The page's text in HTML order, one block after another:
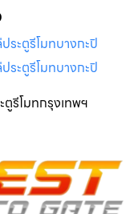
ระตูรีโมทบางกะปิ
ระตูรีโมทบางกะปิ
ตูรีโมทกรุงเทพฯ